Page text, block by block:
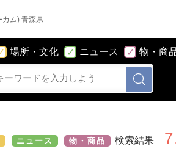
あなたの知りたい街の情報をまとめてお届けします｜LOCOME (ローカム) 青森県
場所・文化 ニュース 物・商
ニュース 物・商品 検索結果